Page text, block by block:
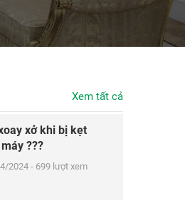
Xem tất cả
xở khi bị kẹt
???
2024 - 699 lượt xem